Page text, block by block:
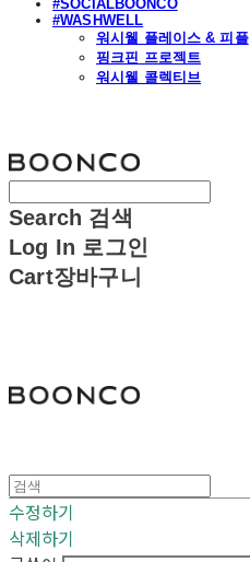
#SOCIALBOONCO
#WASHWELL
워시웰 플레이스 & 피플
핑크핀 프로젝트
워시웰 콜렉티브
Search 검색
Log In 로그인
Cart장바구니
수정하기
삭제하기